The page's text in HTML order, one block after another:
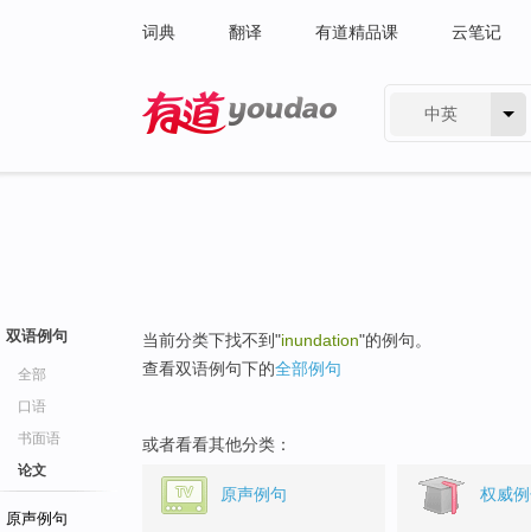
词典 翻译 有道精品课 云笔记
中英
双语例句
全部
口语
书面语
论文
原声例句
当前分类下找不到"inundation"的例句。
查看双语例句下的全部例句
或者看看其他分类：
原声例句 权威